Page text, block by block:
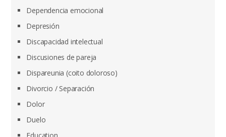
Dependencia emocional
Depresión
Discapacidad intelectual
Discusiones de pareja
Dispareunia (coito doloroso)
Divorcio / Separación
Dolor
Duelo